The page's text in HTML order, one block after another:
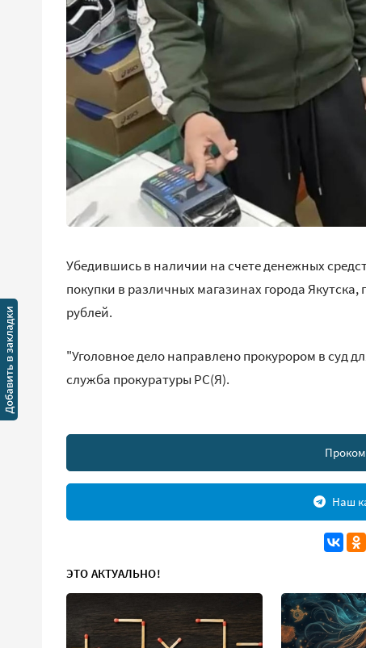
Убедившись в наличии на счете денежных
покупки в различных магазинах города
рублей.
"Уголовное дело направлено прокурором в суд
служба прокуратуры РС(Я).
Наш
ЭТО АКТУАЛЬНО!